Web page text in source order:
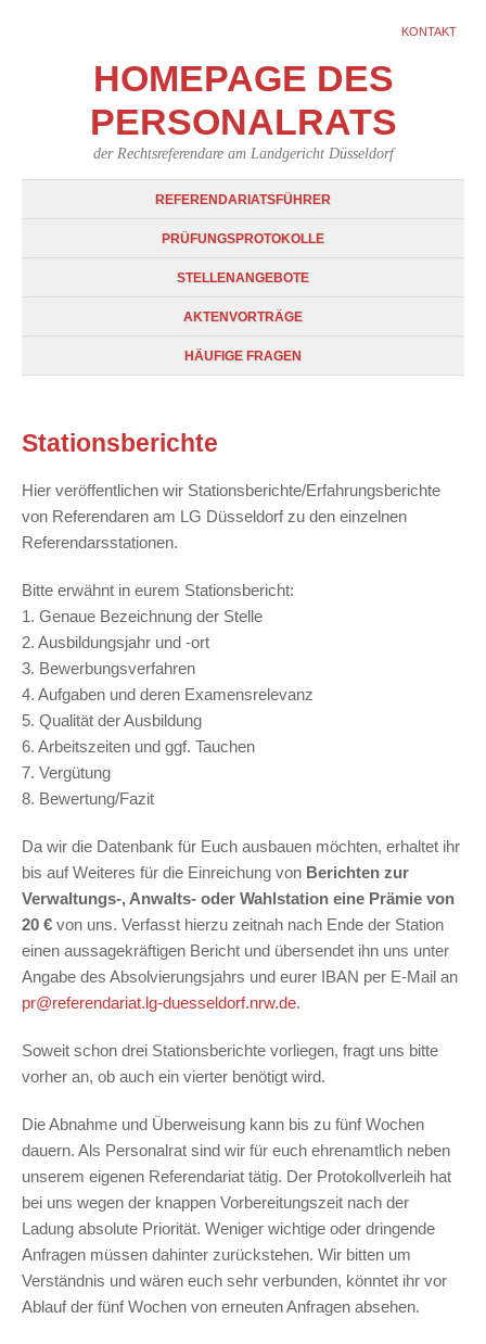
KONTAKT
HOMEPAGE DES
PERSONALRATS
der Rechtsreferendare am Landgericht Düsseldorf
REFERENDARIATSFÜHRER
PRÜFUNGSPROTOKOLLE
STELLENANGEBOTE
AKTENVORTRÄGE
HÄUFIGE FRAGEN
Stationsberichte
Hier veröffentlichen wir Stationsberichte/Erfahrungsberichte
von Referendaren am LG Düsseldorf zu den einzelnen
Referendarsstationen.
Bitte erwähnt in eurem Stationsbericht:
1. Genaue Bezeichnung der Stelle
2. Ausbildungsjahr und -ort
3. Bewerbungsverfahren
4. Aufgaben und deren Examensrelevanz
5. Qualität der Ausbildung
6. Arbeitszeiten und ggf. Tauchen
7. Vergütung
8. Bewertung/Fazit
Da wir die Datenbank für Euch ausbauen möchten, erhaltet ihr
bis auf Weiteres für die Einreichung von Berichten zur
Verwaltungs-, Anwalts- oder Wahlstation eine Prämie von
20 € von uns. Verfasst hierzu zeitnah nach Ende der Station
einen aussagekräftigen Bericht und übersendet ihn uns unter
Angabe des Absolvierungsjahrs und eurer IBAN per E-Mail an
pr@referendariat.lg-duesseldorf.nrw.de.
Soweit schon drei Stationsberichte vorliegen, fragt uns bitte
vorher an, ob auch ein vierter benötigt wird.
Die Abnahme und Überweisung kann bis zu fünf Wochen
dauern. Als Personalrat sind wir für euch ehrenamtlich neben
unserem eigenen Referendariat tätig. Der Protokollverleih hat
bei uns wegen der knappen Vorbereitungszeit nach der
Ladung absolute Priorität. Weniger wichtige oder dringende
Anfragen müssen dahinter zurückstehen. Wir bitten um
Verständnis und wären euch sehr verbunden, könntet ihr vor
Ablauf der fünf Wochen von erneuten Anfragen absehen.